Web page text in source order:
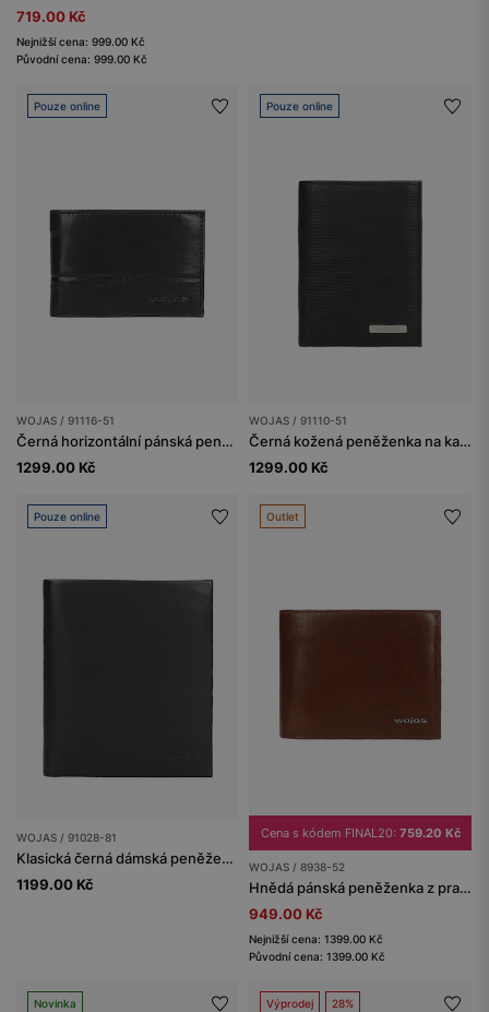
719.00 Kč
Nejnižší cena: 999.00 Kč
Původní cena: 999.00 Kč
Pouze online
WOJAS / 91116-51
Černá horizontální pánská peněženka na karty a mince
1299.00 Kč
Pouze online
WOJAS / 91110-51
Černá kožená peněženka na karty
1299.00 Kč
Pouze online
WOJAS / 91028-81
Klasická černá dámská peněženka z hladké kůže
1199.00 Kč
Outlet
Cena s kódem FINAL20: 759.20 Kč
WOJAS / 8938-52
Hnědá pánská peněženka z pravé kůže
949.00 Kč
Nejnižší cena: 1399.00 Kč
Původní cena: 1399.00 Kč
Novinka Výprodej 28%